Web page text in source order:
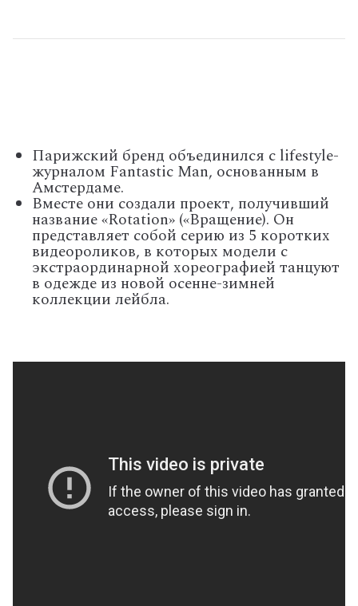
Парижский бренд объединился с lifestyle-
журналом Fantastic Man, основанным в
Амстердаме.
Вместе они создали проект, получивший
название «Rotation» («Вращение). Он
представляет собой серию из 5 коротких
видеороликов, в которых модели с
экстраординарной хореографией танцуют
в одежде из новой осенне-зимней
коллекции лейбла.